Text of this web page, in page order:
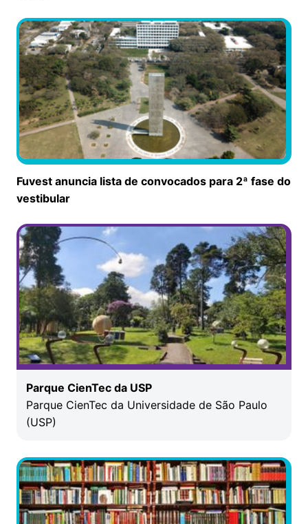
Fuvest anuncia lista de convocados para 2ª fase do
vestibular
Parque CienTec da USP
Parque CienTec da Universidade de São Paulo
(USP)